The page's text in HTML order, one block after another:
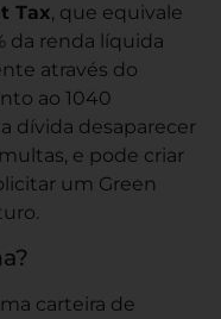
Tax, que equivale
da renda líquida
através do
ao 1040
dívida desaparecer
e pode criar
um Green
carteira de